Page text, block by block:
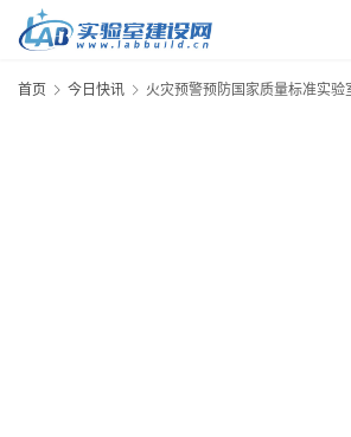
首页 今日快讯 火灾预警预防国家质量标准实验